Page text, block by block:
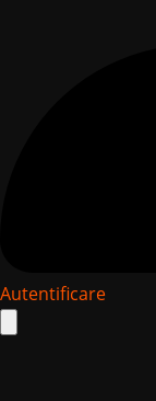
Autentificare